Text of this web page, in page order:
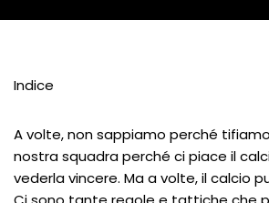
Indice
A volte, non sappiamo perché
nostra squadra perché ci piace il
vederla vincere. Ma a volte, il calcio